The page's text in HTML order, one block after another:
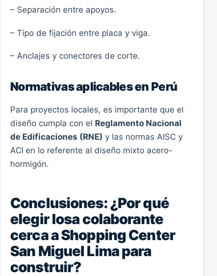
– Separación entre apoyos.
– Tipo de fijación entre placa y viga.
– Anclajes y conectores de corte.
Normativas aplicables en Perú
Para proyectos locales, es importante que el
diseño cumpla con el Reglamento Nacional
de Edificaciones (RNE) y las normas AISC y
ACI en lo referente al diseño mixto acero-
hormigón.
Conclusiones: ¿Por qué
elegir losa colaborante
cerca a Shopping Center
San Miguel Lima para
construir?